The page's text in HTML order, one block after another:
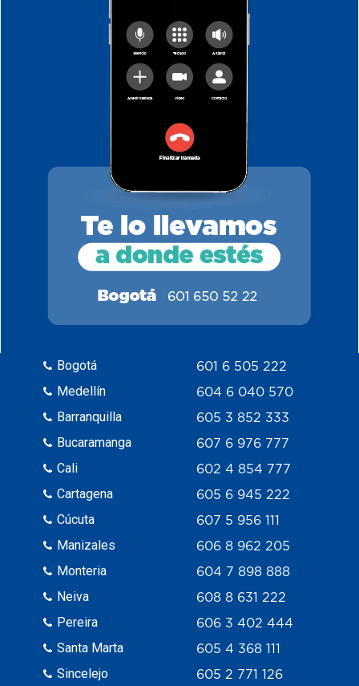
Bogotá
Medellín
Barranquilla
Bucaramanga
Cali
Cartagena
Cúcuta
Manizales
Monteria
Neiva
Pereira
Santa Marta
Sincelejo
601 6 505 222
604 6 040 570
605 3 852 333
607 6 976 777
602 4 854 777
605 6 945 222
607 5 956 111
606 8 962 205
604 7 898 888
608 8 631 222
606 3 402 444
605 4 368 111
605 2 771 126